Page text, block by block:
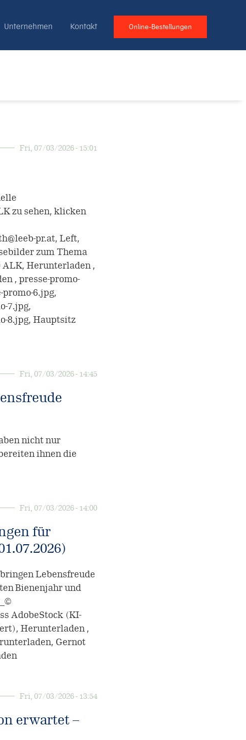
Unternehmen Kontakt Online-Bestellungen
Fri, 07/03/2026 - 15:01
zu sehen, klicken
pr.at, Left,
zum Thema
Herunterladen ,
, presse-promo-
6.jpg,
7.jpg,
8.jpg, Hauptsitz
Fri, 07/03/2026 - 14:45
nicht nur
ihnen die
Fri, 07/03/2026 - 14:00
für
Lebensfreude
Bienenjahr und
AdobeStock (KI-
Herunterladen ,
Gernot
Fri, 07/03/2026 - 13:54
erwartet –